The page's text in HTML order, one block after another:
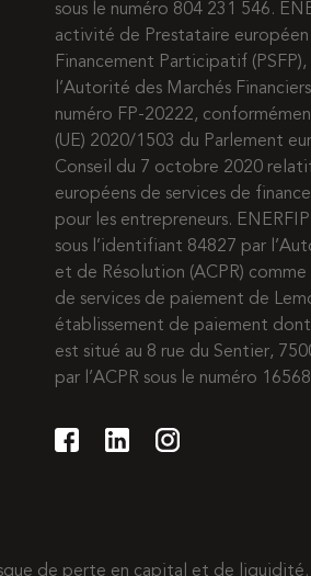
sous le numéro 804 231 546.
activité de Prestataire européen
Financement Participatif
l’Autorité des Marchés
numéro FP-20222,
(UE) 2020/1503 du Parlement
Conseil du 7 octobre 2020
européens de services de
pour les entrepreneurs.
sous l’identifiant 84827 par
et de Résolution (ACPR)
de services de paiement de
établissement de paiement
est situé au 8 rue du Sentier,
par l’ACPR sous le numéro
de perte en capital et de